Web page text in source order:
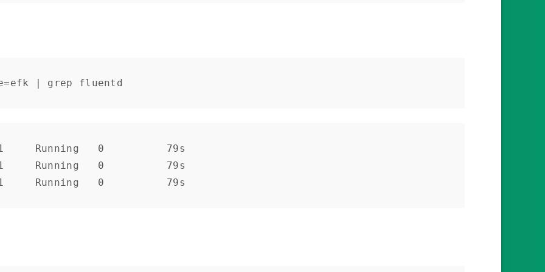
| grep fluentd
Running   0          79s
Running   0          79s
Running   0          79s